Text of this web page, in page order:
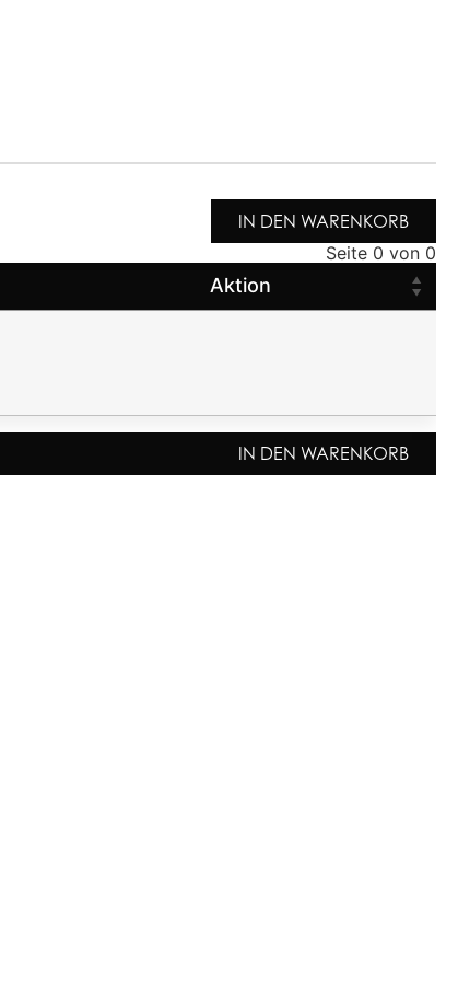
IN DEN WARENKORB
Seite 0 von 0
Aktion
IN DEN WARENKORB